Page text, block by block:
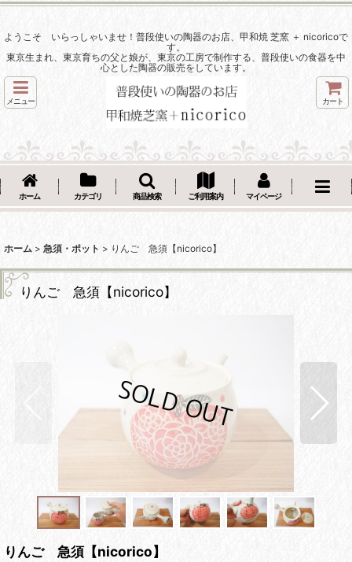
ようこそ いらっしゃいませ！普段使いの陶器のお店、甲和焼 芝窯 ＋ nicoricoで
す。
東京生まれ、東京育ちの父と娘が、東京の工房で制作する、普段使いの食器を中
心とした陶器の販売をしています。
メニュー カート
ホーム カテゴリ 商品検索 ご利用案内 マイページ
ホーム > 急須・ポット > りんご 急須【nicorico】
りんご 急須【nicorico】
りんご 急須【nicorico】